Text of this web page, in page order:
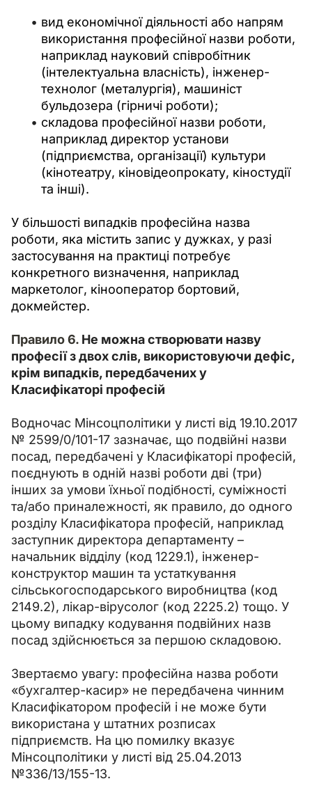
вид економічної діяльності або напрям
використання професійної назви роботи,
наприклад науковий співробітник
(інтелектуальна власність), інженер-
технолог (металургія), машиніст
бульдозера (гірничі роботи);
складова професійної назви роботи,
наприклад директор установи
(підприємства, організації) культури
(кінотеатру, кіновідеопрокату, кіностудії
та інші).
У більшості випадків професійна назва
роботи, яка містить запис у дужках, у разі
застосування на практиці потребує
конкретного визначення, наприклад
маркетолог, кінооператор бортовий,
докмейстер.
Правило 6. Не можна створювати назву
професії з двох слів, використовуючи дефіс,
крім випадків, передбачених у
Класифікаторі професій
Водночас Мінсоцполітики у листі від 19.10.2017
№ 2599/0/101-17 зазначає, що подвійні назви
посад, передбачені у Класифікаторі професій,
поєднують в одній назві роботи дві (три)
інших за умови їхньої подібності, суміжності
та/або приналежності, як правило, до одного
розділу Класифікатора професій, наприклад
заступник директора департаменту –
начальник відділу (код 1229.1), інженер-
конструктор машин та устаткування
сільськогосподарського виробництва (код
2149.2), лікар-вірусолог (код 2225.2) тощо. У
цьому випадку кодування подвійних назв
посад здійснюється за першою складовою.
Звертаємо увагу: професійна назва роботи
«бухгалтер-касир» не передбачена чинним
Класифікатором професій і не може бути
використана у штатних розписах
підприємств. На цю помилку вказує
Мінсоцполітики у листі від 25.04.2013
№336/13/155-13.